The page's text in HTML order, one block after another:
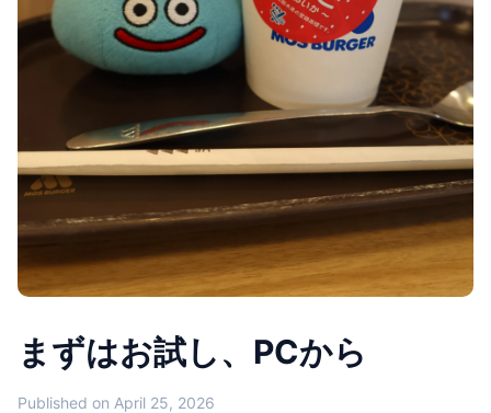
まずはお試し、PCから
Published on April 25, 2026